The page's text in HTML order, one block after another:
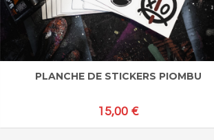
PLANCHE DE STICKERS PIOMBU
15,00 €